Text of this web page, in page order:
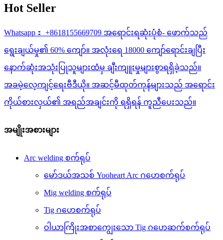
Hot Seller
Whatsapp： +8618155669709 အရောင်းရဆုံးပုံစံ- ဖောက်သည်
ရွေးချယ်မှု၏ 60% ကျော်။ အလုံးရေ 18000 ကျော်ရောင်းချပြီး
နောက်ဆုံးအသုံးပြုသူများထံမှ ချီးကျူးမှုများစွာရရှိခဲ့သည်။
အခမဲ့လေ့ကျင့်ရေးဗီဒီယို။ အဆင့်မီထုတ်ကုန်များသည် အရောင်း
ကိုယ်စားလှယ်၏ အရည်အချင်းကို ရရှိရန် ကူညီပေးသည်။
အမျိုးအစားများ
Arc welding စက်ရုပ်
မော်ဒယ်အသစ် Yooheart Arc ဂဟေစက်ရုပ်
Mig welding စက်ရုပ်
Tig ဂဟေစက်ရုပ်
ဝါယာကြိုးအစာကျွေးသော Tig ဂဟေဆက်စက်ရုပ်